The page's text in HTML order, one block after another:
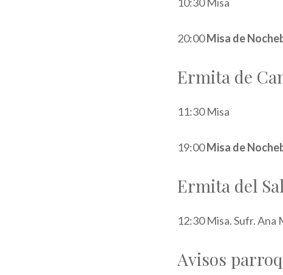
20:00Misa de
Ermita de
11:30 Misa
19:00Misa de
Ermita del
12:30 Misa. Sufr. Ana
Avisos